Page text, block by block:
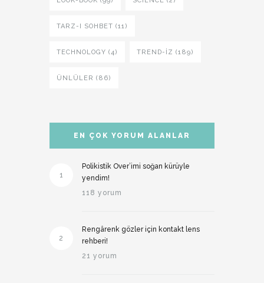
TARZ-I SOHBET (11)
TECHNOLOGY (4) TREND-IZ (189)
ÜNLÜLER (86)
EN ÇOK YORUM ALANLAR
1
Polikistik Over’imi soğan kürüyle
yendim!
118 yorum
2
Rengârenk gözler için kontakt lens
rehberi!
21 yorum